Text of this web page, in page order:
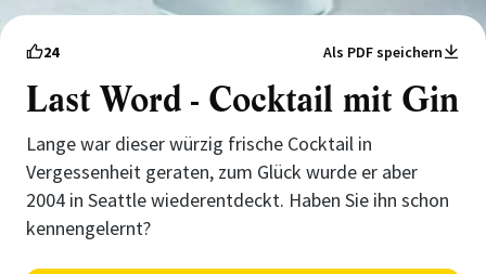
24 Als PDF speichern
Last Word - Cocktail mit Gin
Lange war dieser würzig frische Cocktail in
Vergessenheit geraten, zum Glück wurde er aber
2004 in Seattle wiederentdeckt. Haben Sie ihn schon
kennengelernt?